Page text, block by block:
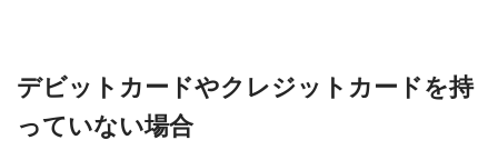
デビットカードやクレジットカードを持
っていない場合